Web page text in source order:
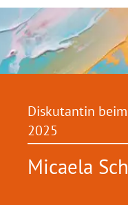
Diskutantin
2025
Micaela